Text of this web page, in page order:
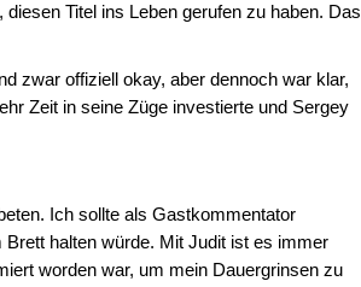
Titel ins Leben gerufen zu haben. Das
zwar offiziell okay, aber dennoch war klar,
Zeit in seine Züge investierte und Sergey
Ich sollte als Gastkommentator
halten würde. Mit Judit ist es immer
worden war, um mein Dauergrinsen zu